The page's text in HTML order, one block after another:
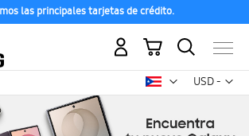
las principales tarjetas de crédito.
USD -
dólar
Mi carrito